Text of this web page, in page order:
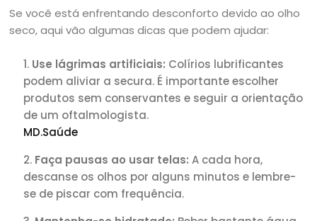
Se você está enfrentando desconforto devido ao olho
seco, aqui vão algumas dicas que podem ajudar:
Use lágrimas artificiais: Colírios lubrificantes
podem aliviar a secura. É importante escolher
produtos sem conservantes e seguir a orientação
de um oftalmologista.
MD.Saúde
Faça pausas ao usar telas: A cada hora,
descanse os olhos por alguns minutos e lembre-
se de piscar com frequência.